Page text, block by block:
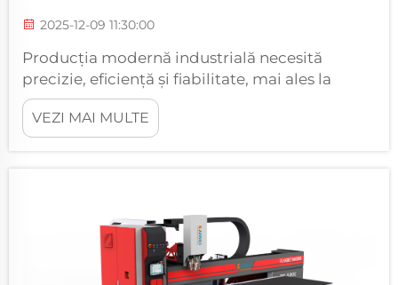
2025-12-09 11:30:00
Producția modernă industrială necesită
precizie, eficiență și fiabilitate, mai ales la
fabricarea echipamentelor critice pentru
siguranță, cum ar fi cutiile anti-explozie.
Aceste incinte specializate necesită sisteme de
VEZI MAI MULTE